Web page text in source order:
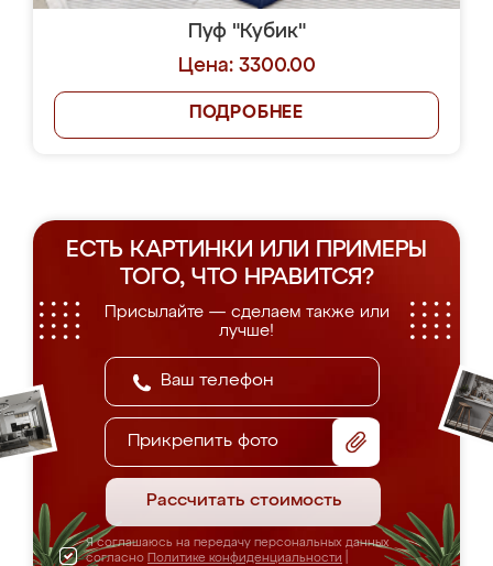
Пуф "Кубик"
Цена: 3300.00
ПОДРОБНЕЕ
ЕСТЬ КАРТИНКИ ИЛИ ПРИМЕРЫ
ТОГО, ЧТО НРАВИТСЯ?
Присылайте — сделаем также или
лучше!
Прикрепить фото
Рассчитать стоимость
Я соглашаюсь на передачу персональных данных
согласно Политике конфиденциальности